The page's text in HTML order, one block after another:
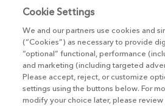
CANDIDATE PRIVACY NOTICE
END USER LICENSE AGREEMENTS
ENVIRONMENT POLICY
ESG MISSION STATEMENT
LICENSE COMPLIANCE
Cookie Settings
We and our partners use cookies and
(“Cookies”) as necessary to provide
“optional” functional, performance
and marketing (including targeted
Please accept, reject, or customize
settings using the buttons below. For
modify your choice later, please review